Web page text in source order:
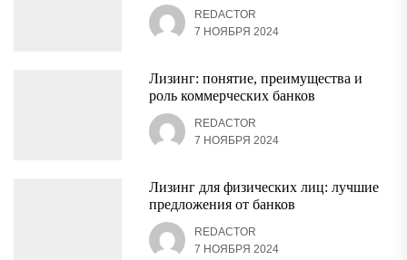
REDACTOR
7 НОЯБРЯ 2024
Лизинг: понятие, преимущества и
роль коммерческих банков
REDACTOR
7 НОЯБРЯ 2024
Лизинг для физических лиц: лучшие
предложения от банков
REDACTOR
7 НОЯБРЯ 2024